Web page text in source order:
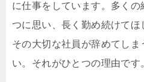
に仕事をしています。多く
つに思い、長く勤め続けてほ
その大切な社員が辞めてしま
い。それがひとつの理由です